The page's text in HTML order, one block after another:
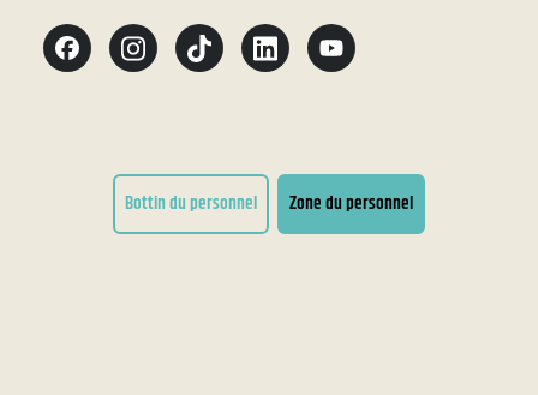
Bottin du personnel Zone du personnel